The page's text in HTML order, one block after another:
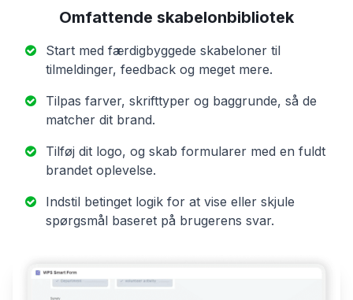
Omfattende skabelonbibliotek
Start med færdigbyggede skabeloner til
tilmeldinger, feedback og meget mere.
Tilpas farver, skrifttyper og baggrunde, så de
matcher dit brand.
Tilføj dit logo, og skab formularer med en fuldt
brandet oplevelse.
Indstil betinget logik for at vise eller skjule
spørgsmål baseret på brugerens svar.